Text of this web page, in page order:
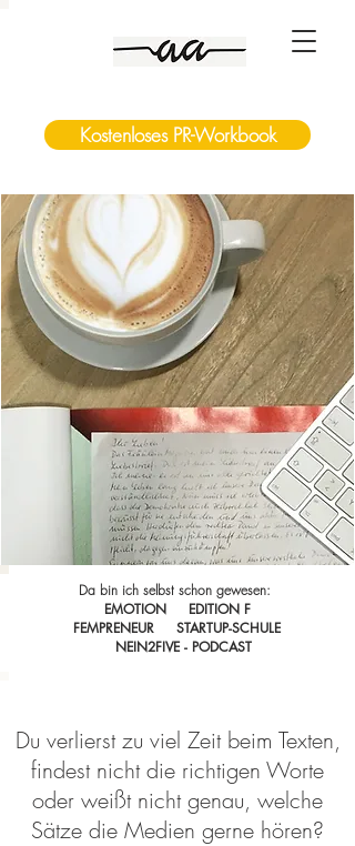
Kostenloses PR-Workbook
Da bin ich selbst schon gewesen:
EMOTION EDITION F
FEMPRENEUR STARTUP-SCHULE
NEIN2FIVE - PODCAST
Du verlierst zu viel Zeit beim Texten,
findest nicht die richtigen Worte
oder weißt nicht genau, welche
Sätze die Medien gerne hören?